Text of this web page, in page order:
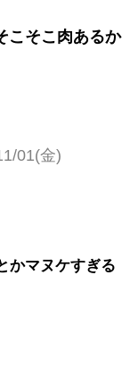
こそこ肉あるか
01(金)
かマヌケすぎる